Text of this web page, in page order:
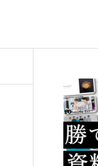
コ
ク
事